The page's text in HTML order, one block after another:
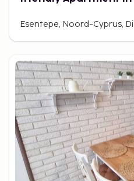
Esentepe, Noord-Cyprus,